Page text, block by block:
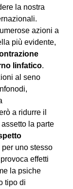
la nostra
azioni a
più evidente,
linfatico.
al seno
a ridurre il
la parte
uno stesso
effetti
la psiche
tipo di